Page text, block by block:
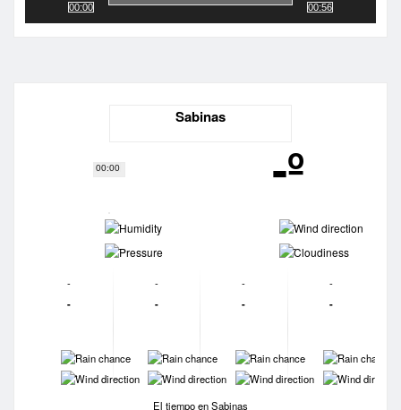
00:00
00:00
00:56
Sabinas
-º
-
-
-
-
-
-
-
-
-
-
-
-
-
-
-
-
-
-
-
-
El tiempo en Sabinas